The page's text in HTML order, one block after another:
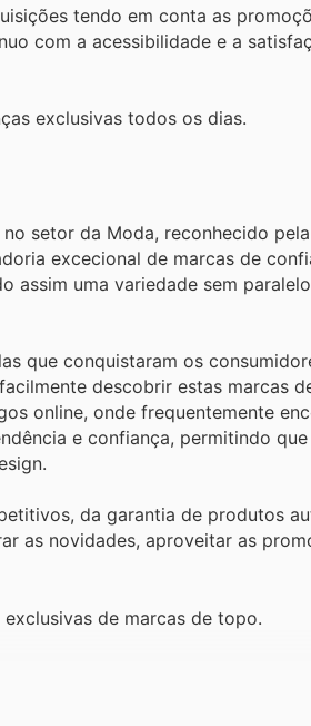
tendo em conta as
com a acessibilidade e a
exclusivas todos os dias.
setor da Moda, reconhecido
excecional de marcas de
assim uma variedade sem
que conquistaram os
descobrir estas marcas
online, onde frequentemente
e confiança, permitindo
da garantia de produtos
as novidades, aproveitar as
de marcas de topo.